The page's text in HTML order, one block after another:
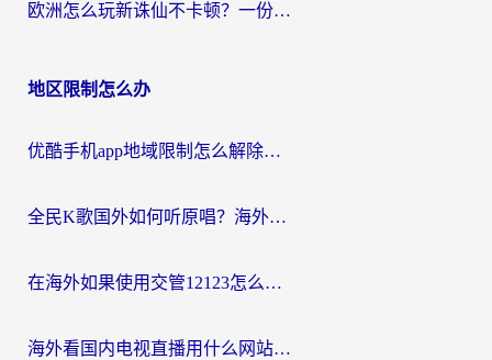
欧洲怎么玩新诛仙不卡顿？一份给海外游子的国服游戏畅玩指南
地区限制怎么办
优酷手机app地域限制怎么解除？海外党亲测有效的追剧方案
全民K歌国外如何听原唱？海外党亲测有效的回国加速器选择指南
在海外如果使用交管12123怎么处理？留学生亲测有效的回国加速方案
海外看国内电视直播用什么网站比较好？一篇解决你所有追剧难题的实用指南